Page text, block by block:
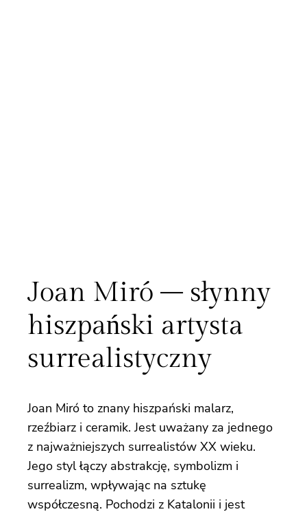
Joan Miró – słynny
hiszpański artysta
surrealistyczny
Joan Miró to znany hiszpański malarz,
rzeźbiarz i ceramik. Jest uważany za jednego
z najważniejszych surrealistów XX wieku.
Jego styl łączy abstrakcję, symbolizm i
surrealizm, wpływając na sztukę
współczesną. Pochodzi z Katalonii i jest